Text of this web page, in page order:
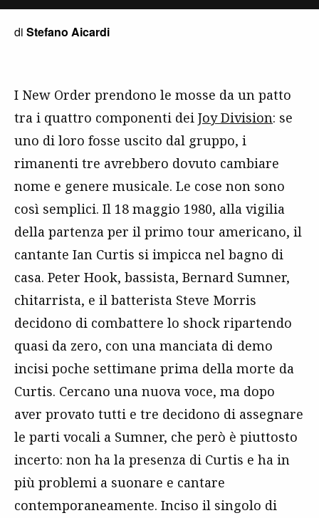
di Stefano Aicardi
I New Order prendono le mosse da un patto
tra i quattro componenti dei Joy Division: se
uno di loro fosse uscito dal gruppo, i
rimanenti tre avrebbero dovuto cambiare
nome e genere musicale. Le cose non sono
così semplici. Il 18 maggio 1980, alla vigilia
della partenza per il primo tour americano, il
cantante Ian Curtis si impicca nel bagno di
casa. Peter Hook, bassista, Bernard Sumner,
chitarrista, e il batterista Steve Morris
decidono di combattere lo shock ripartendo
quasi da zero, con una manciata di demo
incisi poche settimane prima della morte da
Curtis. Cercano una nuova voce, ma dopo
aver provato tutti e tre decidono di assegnare
le parti vocali a Sumner, che però è piuttosto
incerto: non ha la presenza di Curtis e ha in
più problemi a suonare e cantare
contemporaneamente. Inciso il singolo di